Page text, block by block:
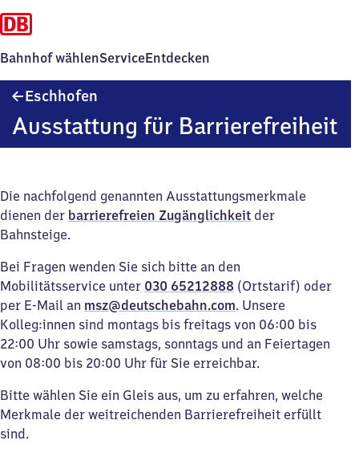
Bahnhof wählenServiceEntdecken
Eschhofen
Ausstattung für Barrierefreiheit
Die nachfolgend genannten Ausstattungsmerkmale
dienen der barrierefreien Zugänglichkeit der
Bahnsteige.
Bei Fragen wenden Sie sich bitte an den
Mobilitätsservice unter 030 65212888 (Ortstarif) oder
per E-Mail an msz@deutschebahn.com. Unsere
Kolleg:innen sind montags bis freitags von 06:00 bis
22:00 Uhr sowie samstags, sonntags und an Feiertagen
von 08:00 bis 20:00 Uhr für Sie erreichbar.
Bitte wählen Sie ein Gleis aus, um zu erfahren, welche
Merkmale der weitreichenden Barrierefreiheit erfüllt
sind.